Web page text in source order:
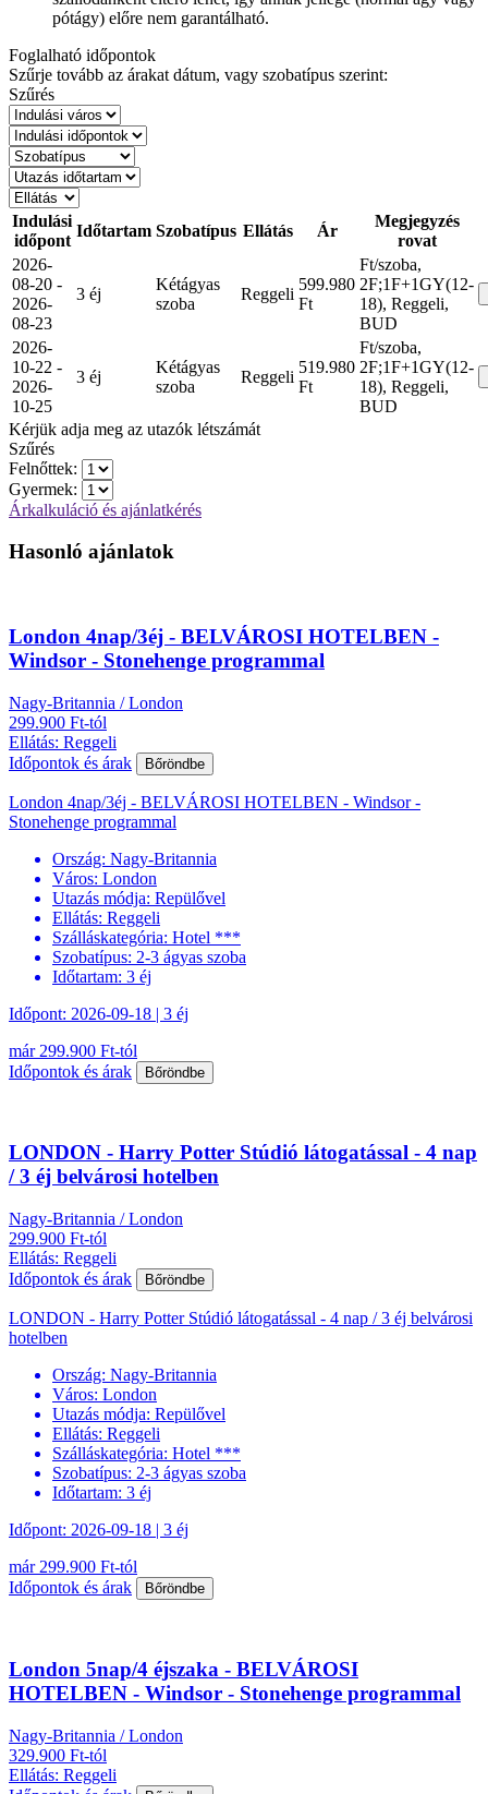
pótágy) előre nem garantálható.
Foglalható időpontok
Szűrje tovább az árakat dátum, vagy szobatípus szerint:
Szűrés
Indulási
időpont
Időtartam Szobatípus Ellátás Ár
Megjegyzés
rovat
2026-
08-20 -
2026-
08-23
3 éj
Kétágyas
szoba
Reggeli
599.980
Ft
Ft/szoba,
2F;1F+1GY(12-
18), Reggeli,
BUD
2026-
10-22 -
2026-
10-25
3 éj
Kétágyas
szoba
Reggeli
519.980
Ft
Ft/szoba,
2F;1F+1GY(12-
18), Reggeli,
BUD
Kérjük adja meg az utazók létszámát
Szűrés
Felnőttek:
Gyermek:
Árkalkuláció és ajánlatkérés
Hasonló ajánlatok
London 4nap/3éj - BELVÁROSI HOTELBEN -
Windsor - Stonehenge programmal
Nagy-Britannia / London
299.900 Ft-tól
Ellátás: Reggeli
Időpontok és árak
Bőröndbe
London 4nap/3éj - BELVÁROSI HOTELBEN - Windsor -
Stonehenge programmal
Ország: Nagy-Britannia
Város: London
Utazás módja: Repülővel
Ellátás: Reggeli
Szálláskategória: Hotel ***
Szobatípus: 2-3 ágyas szoba
Időtartam: 3 éj
Időpont: 2026-09-18 | 3 éj
már 299.900 Ft-tól
Időpontok és árak
Bőröndbe
LONDON - Harry Potter Stúdió látogatással - 4 nap
/ 3 éj belvárosi hotelben
Nagy-Britannia / London
299.900 Ft-tól
Ellátás: Reggeli
Időpontok és árak
Bőröndbe
LONDON - Harry Potter Stúdió látogatással - 4 nap / 3 éj belvárosi
hotelben
Ország: Nagy-Britannia
Város: London
Utazás módja: Repülővel
Ellátás: Reggeli
Szálláskategória: Hotel ***
Szobatípus: 2-3 ágyas szoba
Időtartam: 3 éj
Időpont: 2026-09-18 | 3 éj
már 299.900 Ft-tól
Időpontok és árak
Bőröndbe
London 5nap/4 éjszaka - BELVÁROSI
HOTELBEN - Windsor - Stonehenge programmal
Nagy-Britannia / London
329.900 Ft-tól
Ellátás: Reggeli